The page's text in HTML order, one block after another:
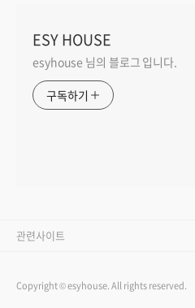
ESY HOUSE
esyhouse 님의 블로그 입니다.
구독하기
Copyright © esyhouse. All rights reserved.
관련사이트